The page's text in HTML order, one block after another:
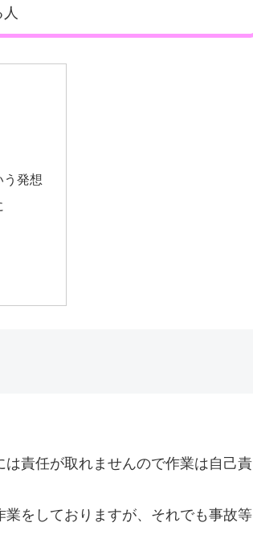
う発想
責任が取れませんので作業は自己責
をしておりますが、それでも事故等